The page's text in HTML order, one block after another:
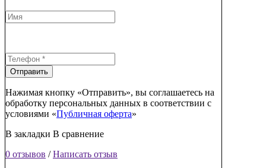
Отправить
Нажимая кнопку «Отправить», вы соглашаетесь на
обработку персональных данных в соответствии с
условиями «Публичная оферта»
В закладки В сравнение
0 отзывов /Написать отзыв